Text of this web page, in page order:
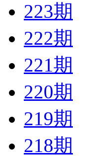
223期
222期
221期
220期
219期
218期